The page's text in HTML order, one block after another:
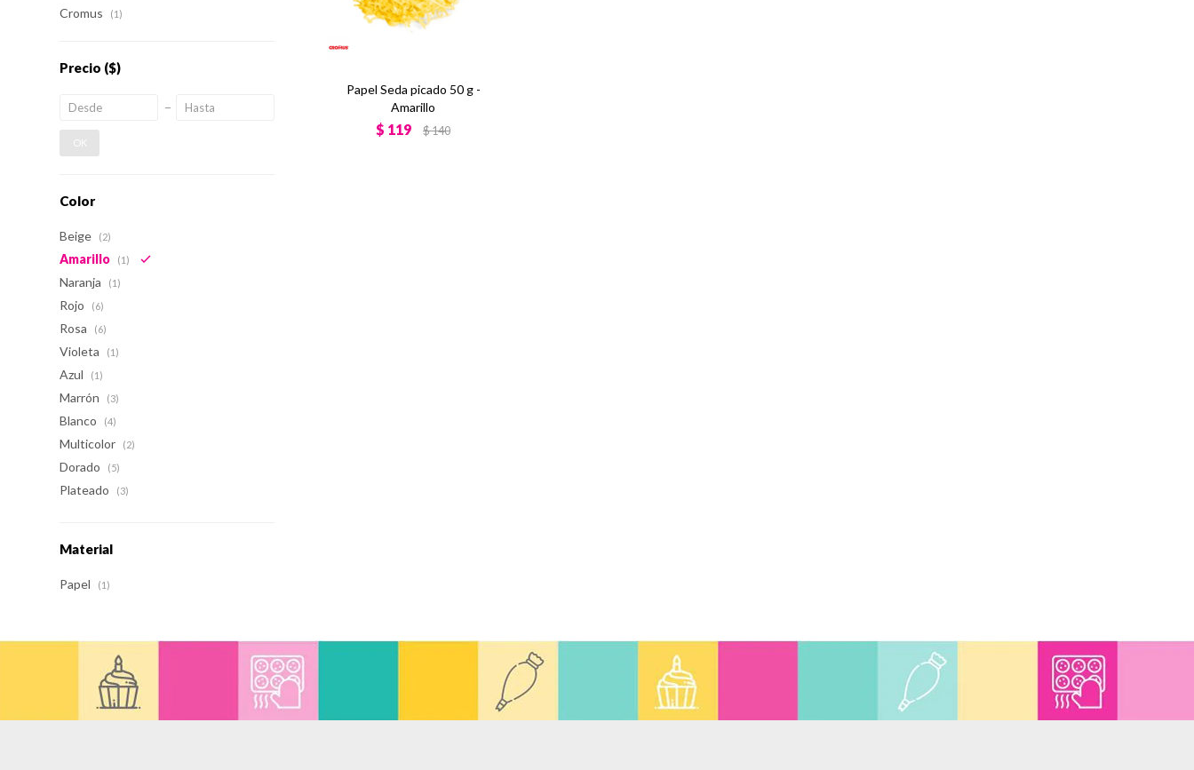
Papel Seda picado 50 g -
Amarillo
$ 119 $140
Cromus (1)
Precio ($)
OK
Color
Beige (2)
Amarillo (1)
Naranja (1)
Rojo (6)
Rosa (6)
Violeta (1)
Azul (1)
Marrón (3)
Blanco (4)
Multicolor (2)
Dorado (5)
Plateado (3)
Material
Papel (1)